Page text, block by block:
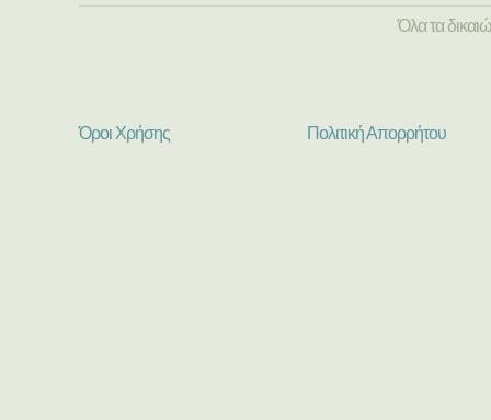
Όλα τα
Όροι Χρήσης Πολιτική Απορρήτου